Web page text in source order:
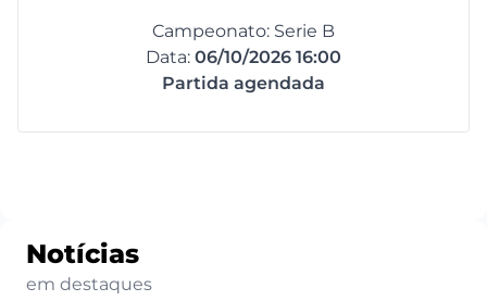
Campeonato: Serie B
Data: 06/10/2026 16:00
Partida agendada
Notícias
em destaques